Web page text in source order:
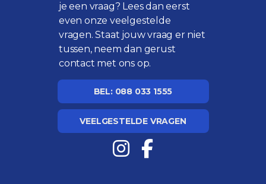
je een vraag? Lees dan eerst
even onzeveelgestelde
vragen. Staat jouw vraag er niet
tussen, neem dan gerust
contact met ons op.
BEL: 088 033 1555
VEELGESTELDE VRAGEN